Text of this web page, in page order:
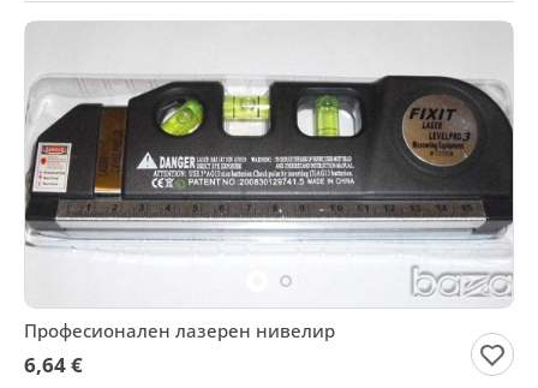
Професионален лазерен нивелир
6,64 €